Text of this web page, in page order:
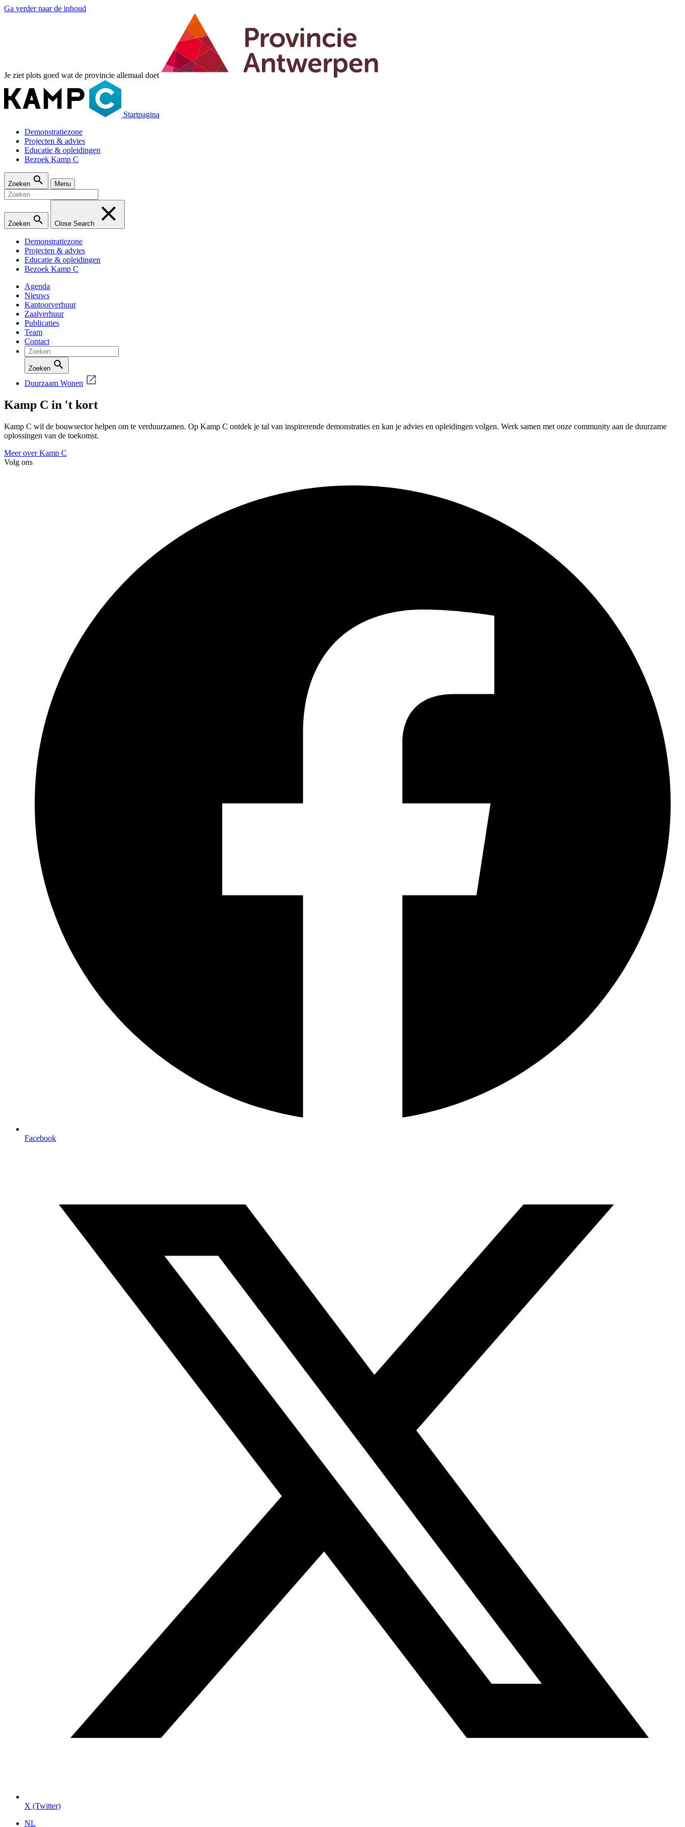
Ga verder naar de inhoud
Je ziet plots goed wat de provincie allemaal doet
Startpagina
Demonstratiezone
Projecten & advies
Educatie & opleidingen
Bezoek Kamp C
Zoeken Menu
Zoeken Close Search
Demonstratiezone
Projecten & advies
Educatie & opleidingen
Bezoek Kamp C
Agenda
Nieuws
Kantoorverhuur
Zaalverhuur
Publicaties
Team
Contact
Zoeken
Duurzaam Wonen
Kamp C in 't kort
Kamp C wil de bouwsector helpen om te verduurzamen. Op Kamp C ontdek je tal van inspirerende demonstraties en kan je advies en opleidingen volgen. Werk samen met onze community aan de duurzame
oplossingen van de toekomst.
Meer over Kamp C
Volg ons
Facebook
X (Twitter)
NL